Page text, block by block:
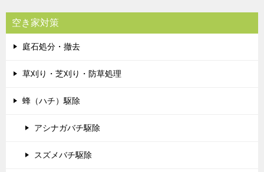
空き家対策
庭石処分・撤去
草刈り・芝刈り・防草処理
蜂（ハチ）駆除
アシナガバチ駆除
スズメバチ駆除